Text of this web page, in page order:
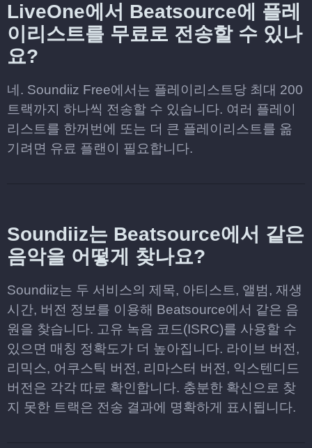
LiveOne에서 Beatsource에 플레
이리스트를 무료로 전송할 수 있나
요?
네. Soundiiz Free에서는 플레이리스트당 최대 200
트랙까지 하나씩 전송할 수 있습니다. 여러 플레이
리스트를 한꺼번에 또는 더 큰 플레이리스트를 옮
기려면 유료 플랜이 필요합니다.
Soundiiz는 Beatsource에서 같은
음악을 어떻게 찾나요?
Soundiiz는 두 서비스의 제목, 아티스트, 앨범, 재생
시간, 버전 정보를 이용해 Beatsource에서 같은 음
원을 찾습니다. 고유 녹음 코드(ISRC)를 사용할 수
있으면 매칭 정확도가 더 높아집니다. 라이브 버전,
리믹스, 어쿠스틱 버전, 리마스터 버전, 익스텐디드
버전은 각각 따로 확인합니다. 충분한 확신으로 찾
지 못한 트랙은 전송 결과에 명확하게 표시됩니다.